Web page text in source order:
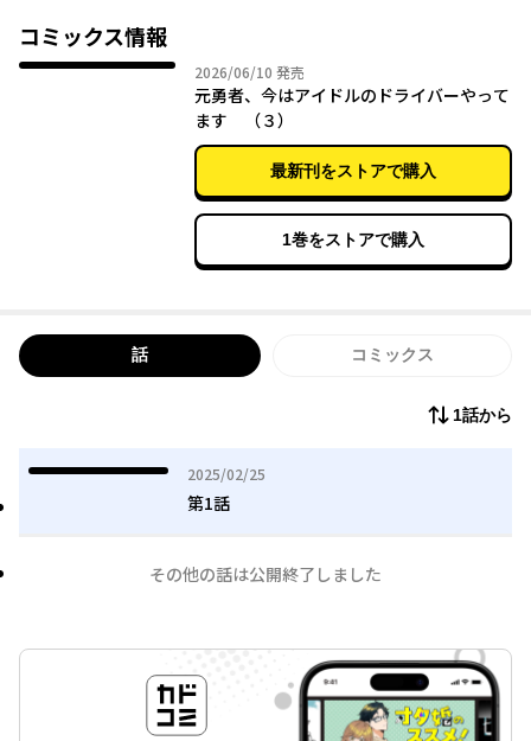
暴走する人間たちや、アイドルたちを利用しようとする者たちか
ら六道は守っていく。異世界で培った経験と、その甚大な力で。
コミックス情報
2026/06/10 2026年06月10日
発売
元勇者、今はアイドルのドライバーやって
ます （３）
最新刊をストアで購入
1巻をストアで購入
話 コミックス
1話から
2025/02/25
2025年02月25日
第1話
その他の話は公開終了しました